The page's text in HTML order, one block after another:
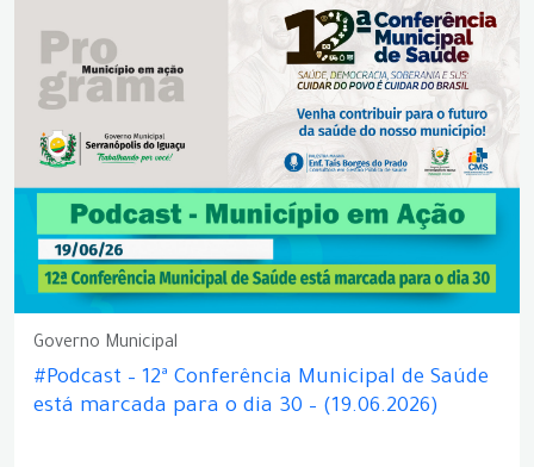
Governo Municipal
#Podcast – 12ª Conferência Municipal de Saúde
está marcada para o dia 30 – (19.06.2026)